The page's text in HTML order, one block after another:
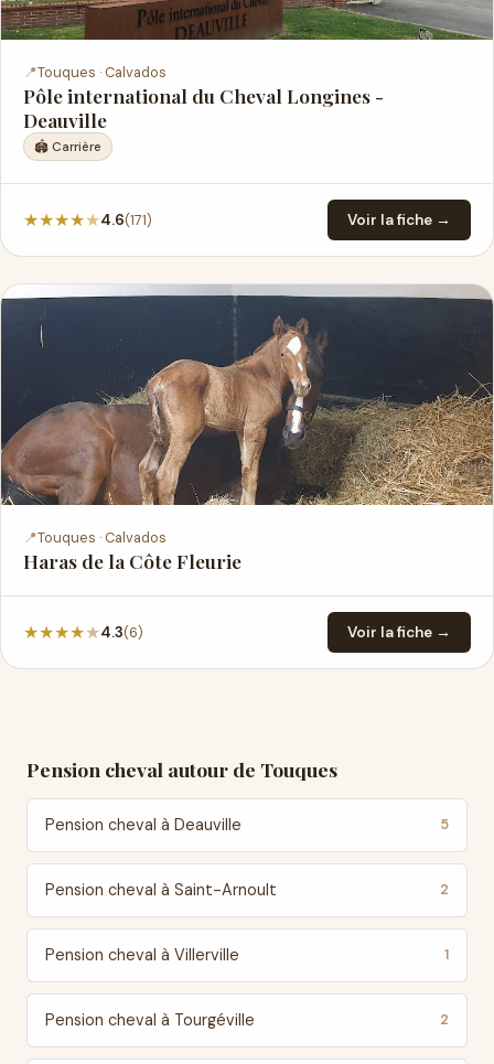
📍Touques · Calvados
Pôle international du Cheval Longines -
Deauville
🏟️ Carrière
★★★★★4.6(171) Voir la fiche →
📍Touques · Calvados
Haras de la Côte Fleurie
★★★★★4.3(6) Voir la fiche →
Pension cheval autour de Touques
Pension cheval à Deauville 5
Pension cheval à Saint-Arnoult 2
Pension cheval à Villerville 1
Pension cheval à Tourgéville 2